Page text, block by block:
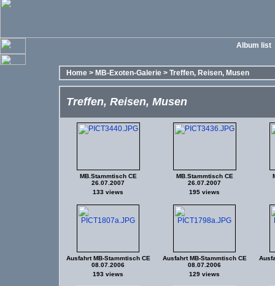
Album list
Home > MB-Exoten-Galerie > Treffen, Reisen, Musen
Treffen, Reisen, Musen
MB.Stammtisch CE
26.07.2007
133 views
MB.Stammtisch CE
26.07.2007
195 views
Ausfahrt MB-Stammtisch CE
08.07.2006
193 views
Ausfahrt MB-Stammtisch CE
08.07.2006
129 views